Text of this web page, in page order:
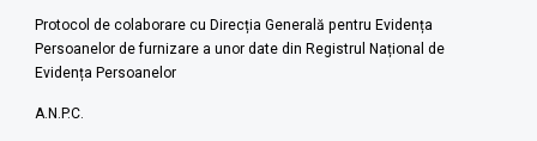
Protocol de colaborare cu Direcția Generală pentru Evidența
Persoanelor de furnizare a unor date din Registrul Național de
Evidența Persoanelor
A.N.P.C.